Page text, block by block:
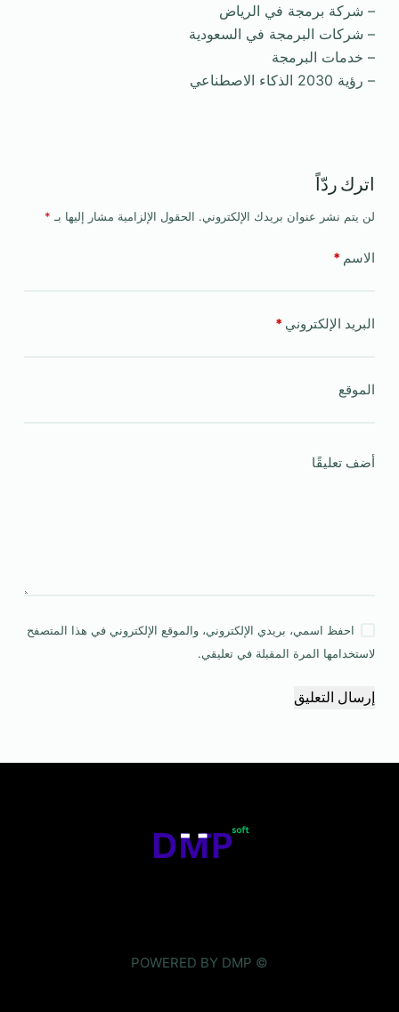
– شركة برمجة في الرياض
– شركات البرمجة في السعودية
– خدمات البرمجة
– رؤية 2030 الذكاء الاصطناعي
اترك ردّاً
لن يتم نشر عنوان بريدك الإلكتروني. الحقول الإلزامية مشار إليها بـ *
الاسم *
البريد الإلكتروني *
الموقع
أضف تعليقًا
احفظ اسمي، بريدي الإلكتروني، والموقع الإلكتروني في هذا المتصفح
لاستخدامها المرة المقبلة في تعليقي.
إرسال التعليق
© POWERED BY DMP